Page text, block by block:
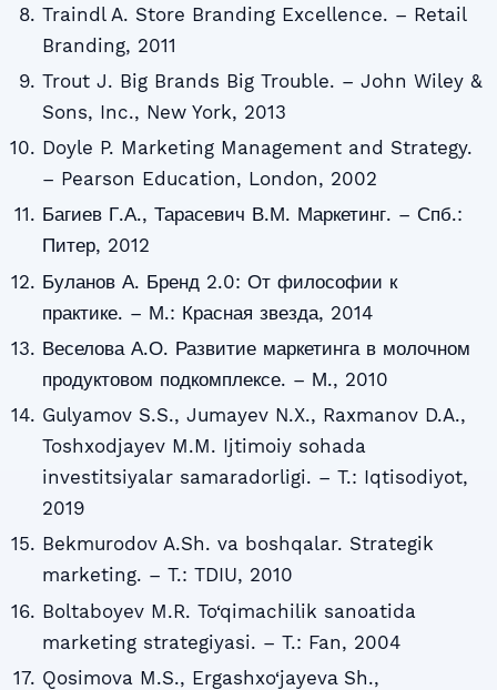
Traindl A. Store Branding Excellence. – Retail
Branding, 2011
Trout J. Big Brands Big Trouble. – John Wiley &
Sons, Inc., New York, 2013
Doyle P. Marketing Management and Strategy.
– Pearson Education, London, 2002
Багиев Г.А., Тарасевич В.М. Маркетинг. – Спб.:
Питер, 2012
Буланов А. Бренд 2.0: От философии к
практике. – М.: Красная звезда, 2014
Веселова А.О. Развитие маркетинга в молочном
продуктовом подкомплексе. – М., 2010
Gulyamov S.S., Jumayev N.X., Raxmanov D.A.,
Toshxodjayev M.M. Ijtimoiy sohada
investitsiyalar samaradorligi. – T.: Iqtisodiyot,
2019
Bekmurodov A.Sh. va boshqalar. Strategik
marketing. – T.: TDIU, 2010
Boltaboyev M.R. To‘qimachilik sanoatida
marketing strategiyasi. – T.: Fan, 2004
Qosimova M.S., Ergashxo‘jayevа Sh.,